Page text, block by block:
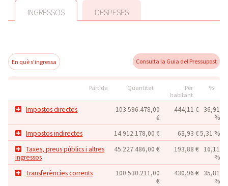
INGRESSOS DESPESES
En què s'ingressa Consulta la Guia del Pressupost
Partida Quantitat
Per
habitant
%
Impostos directes
103.596.478,00
€
444,11 € 36,91
%
Impostos indirectes
14.912.178,00 € 63,93 €5,31 %
Taxes, preus públics i altres
ingressos
45.227.486,00 € 193,88 € 16,11
%
Transferències corrents
100.530.211,00
€
430,96 € 35,81
%